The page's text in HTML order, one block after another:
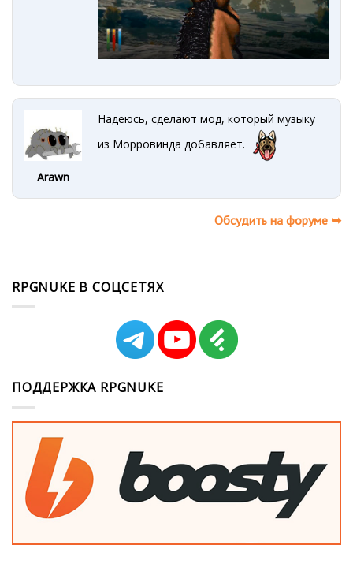
Arawn
Надеюсь, сделают мод, который музыку
из Морровинда добавляет.
Обсудить на форуме ➥
RPGNUKE В СОЦСЕТЯХ
ПОДДЕРЖКА RPGNUKE